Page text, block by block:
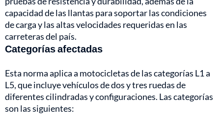
capacidad de las llantas para soportar las condiciones
de carga y las altas velocidades requeridas en las
carreteras del país.
Categorías afectadas
Esta norma aplica a motocicletas de las categorías L1 a
L5, que incluye vehículos de dos y tres ruedas de
diferentes cilindradas y configuraciones. Las categorías
son las siguientes: